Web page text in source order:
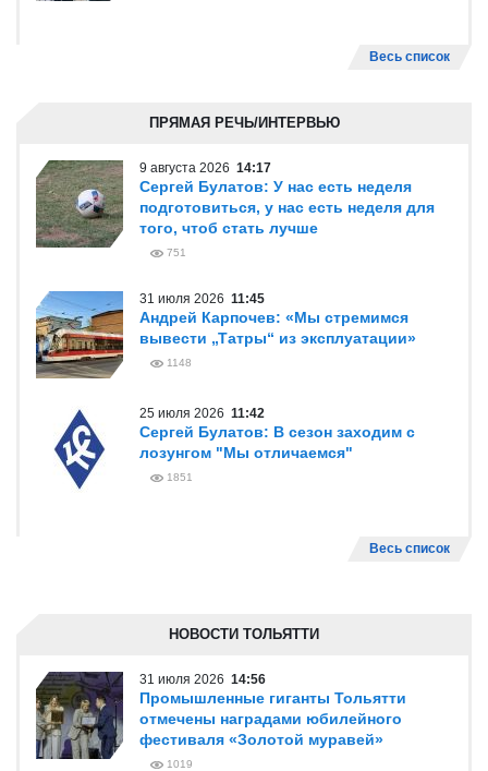
Весь список
ПРЯМАЯ РЕЧЬ/ИНТЕРВЬЮ
9 августа 2026 14:17
Сергей Булатов: У нас есть неделя
подготовиться, у нас есть неделя для
того, чтоб стать лучше
751
31 июля 2026 11:45
Андрей Карпочев: «Мы стремимся
вывести „Татры“ из эксплуатации»
1148
25 июля 2026 11:42
Сергей Булатов: В сезон заходим с
лозунгом "Мы отличаемся"
1851
Весь список
НОВОСТИ ТОЛЬЯТТИ
31 июля 2026 14:56
Промышленные гиганты Тольятти
отмечены наградами юбилейного
фестиваля «Золотой муравей»
1019